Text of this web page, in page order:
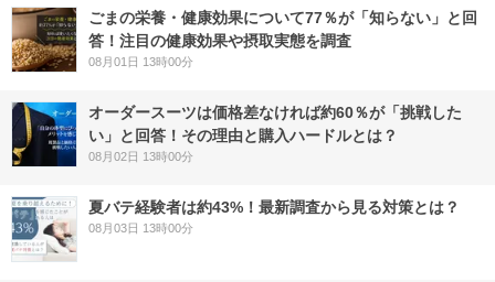
ごまの栄養・健康効果について77％が「知らない」と回
答！注目の健康効果や摂取実態を調査
08月01日 13時00分
オーダースーツは価格差なければ約60％が「挑戦した
い」と回答！その理由と購入ハードルとは？
08月02日 13時00分
夏バテ経験者は約43%！最新調査から見る対策とは？
08月03日 13時00分